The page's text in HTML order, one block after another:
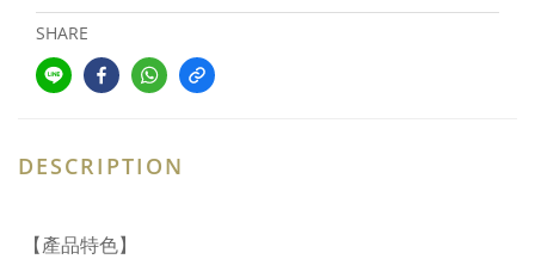
SHARE
DESCRIPTION
【產品特色】